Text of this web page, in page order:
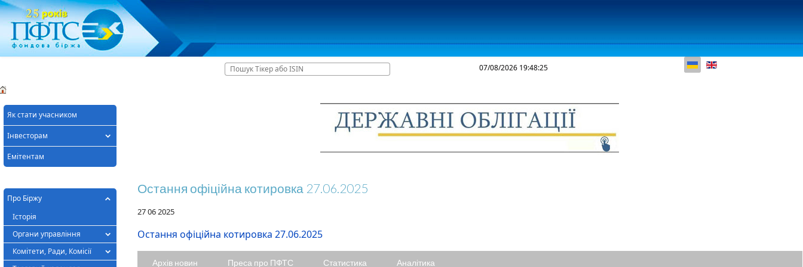
07/08/2026 19:48:26 Оберіть свою мову
Як стати учасником
Інвесторам
Емітентам
Про Біржу
Історія
Органи управління
Комітети, Ради, Комісії
Остання офіційна котировка 27.06.2025
27 06 2025
Остання офіційна котировка 27.06.2025
Архів новин Преса про ПФТС Статистика Аналітика